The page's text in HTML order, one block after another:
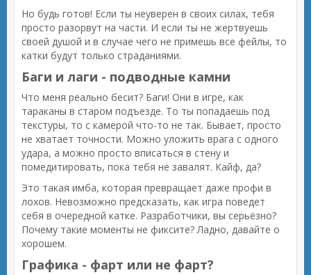
Но будь готов! Если ты неуверен в своих силах, тебя
просто разорвут на части. И если ты не жертвуешь
своей душой и в случае чего не примешь все фейлы, то
катки будут только страданиями.
Баги и лаги - подводные камни
Что меня реально бесит? Баги! Они в игре, как
тараканы в старом подъезде. То ты попадаешь под
текстуры, то с камерой что-то не так. Бывает, просто
не хватает точности. Можно уложить врага с одного
удара, а можно просто вписаться в стену и
помедитировать, пока тебя не завалят. Кайф, да?
Это такая имба, которая превращает даже профи в
лохов. Невозможно предсказать, как игра поведет
себя в очередной катке. Разработчики, вы серьёзно?
Почему такие моменты не фиксите? Ладно, давайте о
хорошем.
Графика - фарт или не фарт?